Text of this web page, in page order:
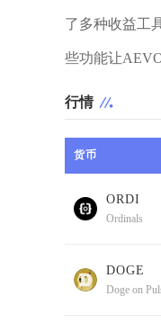
了多种收益工
些功能让
行情
货币
ORDI
Ordinals
DOGE
Doge on